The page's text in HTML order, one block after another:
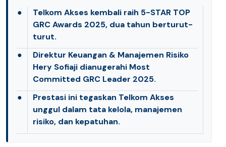
●
Telkom Akses kembali raih 5-STAR TOP
GRC Awards 2025, dua tahun berturut-
turut.
●
Direktur Keuangan & Manajemen Risiko
Hery Sofiaji dianugerahi Most
Committed GRC Leader 2025.
●
Prestasi ini tegaskan Telkom Akses
unggul dalam tata kelola, manajemen
risiko, dan kepatuhan.